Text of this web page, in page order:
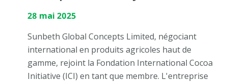
28 mai 2025
Sunbeth Global Concepts Limited, négociant
international en produits agricoles haut de
gamme, rejoint la Fondation International Cocoa
Initiative (ICI) en tant que membre. L'entreprise